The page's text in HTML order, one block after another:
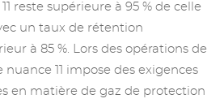
reste supérieure à 95 % de celle
un taux de rétention
à 85 %. Lors des opérations de
11 impose des exigences
en matière de gaz de protection